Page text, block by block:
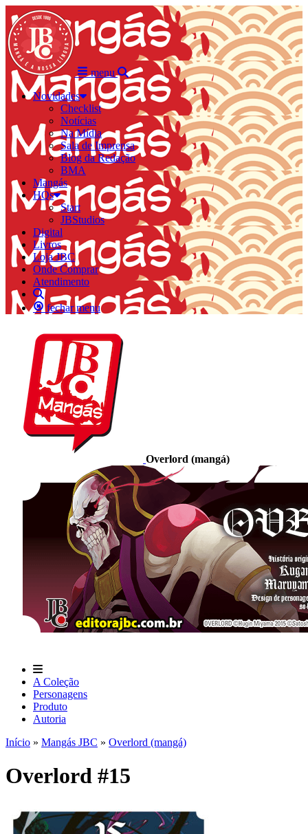
menu
Novidades
Checklist
Notícias
Na Mídia
Sala de Imprensa
Blog da Redação
BMA
Mangás
HQs
Start
JBStudios
Digital
Livros
Loja JBC
Onde Comprar
Atendimento
fechar menu
Overlord (mangá)
A Coleção
Personagens
Produto
Autoria
Início » Mangás JBC » Overlord (mangá)
Overlord #15